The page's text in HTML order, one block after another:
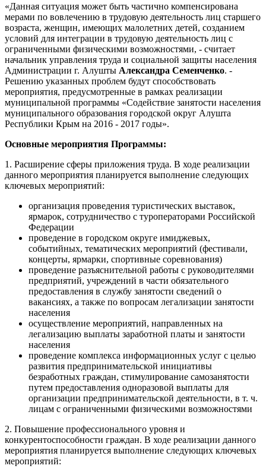
«Данная ситуация может быть частично компенсирована
мерами по вовлечению в трудовую деятельность лиц старшего
возраста, женщин, имеющих малолетних детей, созданием
условий для интеграции в трудовую деятельность лиц с
ограниченными физическими возможностями, - считает
начальник управления труда и социальной защиты населения
Администрации г. Алушты Александра Семенченко. -
Решению указанных проблем будут способствовать
мероприятия, предусмотренные в рамках реализации
муниципальной программы «Содействие занятости населения
муниципального образования городской округ Алушта
Республики Крым на 2016 - 2017 годы».
Основные мероприятия Программы:
1. Расширение сферы приложения труда. В ходе реализации
данного мероприятия планируется выполнение следующих
ключевых мероприятий:
организация проведения туристических выставок,
ярмарок, сотрудничество с туроператорами Российской
Федерации
проведение в городском округе имиджевых,
событийных, тематических мероприятий (фестивали,
концерты, ярмарки, спортивные соревнования)
проведение разъяснительной работы с руководителями
предприятий, учреждений в части обязательного
предоставления в службу занятости сведений о
вакансиях, а также по вопросам легализации занятости
населения
осуществление мероприятий, направленных на
легализацию выплаты заработной платы и занятости
населения
проведение комплекса информационных услуг с целью
развития предпринимательской инициативы
безработных граждан, стимулирование самозанятости
путем предоставления одноразовой выплаты для
организации предпринимательской деятельности, в т. ч.
лицам с ограниченными физическими возможностями
2. Повышение профессионального уровня и
конкурентоспособности граждан. В ходе реализации данного
мероприятия планируется выполнение следующих ключевых
мероприятий: